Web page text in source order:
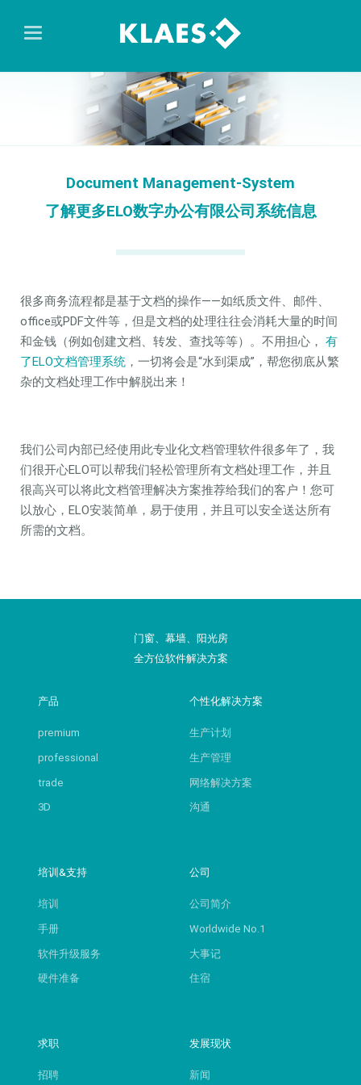
Document Management-System
了解更多ELO数字办公有限公司系统信息
很多商务流程都是基于文档的操作——如纸质文件、邮件、
office或PDF文件等，但是文档的处理往往会消耗大量的时间
和金钱（例如创建文档、转发、查找等等）。不用担心， 有
了ELO文档管理系统，一切将会是“水到渠成”，帮您彻底从繁
杂的文档处理工作中解脱出来！
我们公司内部已经使用此专业化文档管理软件很多年了，我
们很开心ELO可以帮我们轻松管理所有文档处理工作，并且
很高兴可以将此文档管理解决方案推荐给我们的客户！您可
以放心，ELO安装简单，易于使用，并且可以安全送达所有
所需的文档。
门窗、幕墙、阳光房
全方位软件解决方案
产品
premium
professional
trade
3D
个性化解决方案
生产计划
生产管理
网络解决方案
沟通
培训&支持
培训
手册
软件升级服务
硬件准备
公司
公司简介
Worldwide No.1
大事记
住宿
求职
招聘
发展现状
新闻